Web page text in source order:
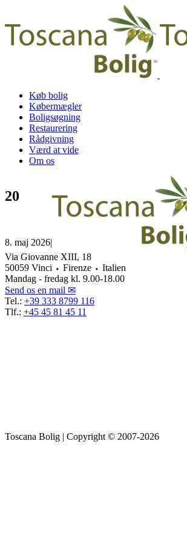
Køb bolig
Købermægler
Boligsøgning
Restaurering
Rådgivning
Værd at vide
Om os
20
8. maj 2026|
Via Giovanne XIII, 18
50059 Vinci ⬩ Firenze ⬩ Italien
Mandag - fredag kl. 9.00-18.00
Send os en mail ✉
Tel.: +39 333 8799 116
Tlf.: +45 45 81 45 11
Toscana Bolig | Copyright © 2007-2026